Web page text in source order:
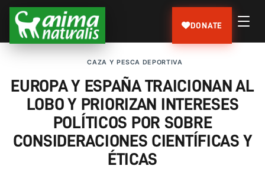
DONATE
CAZA Y PESCA DEPORTIVA
EUROPA Y ESPAÑA TRAICIONAN AL
LOBO Y PRIORIZAN INTERESES
POLÍTICOS POR SOBRE
CONSIDERACIONES CIENTÍFICAS Y
ÉTICAS